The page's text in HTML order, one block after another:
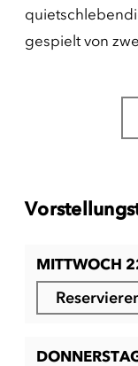
gespielt von
MITTWOCH